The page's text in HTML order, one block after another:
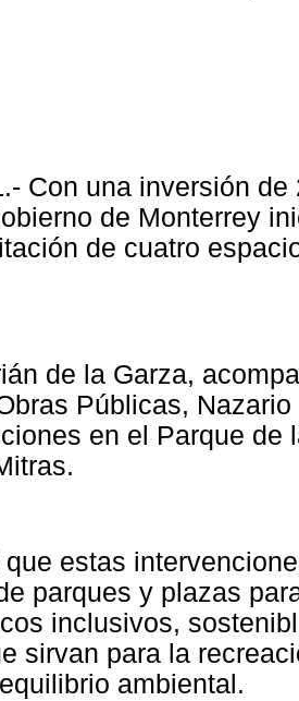
Con una inversión de
de Monterrey
de cuatro
de la Garza,
Públicas,
en el Parque de
estas
parques y plazas
inclusivos,
sirvan para la
ambiental.